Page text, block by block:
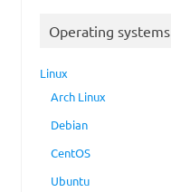
Operating systems
Linux
Arch Linux
Debian
CentOS
Ubuntu